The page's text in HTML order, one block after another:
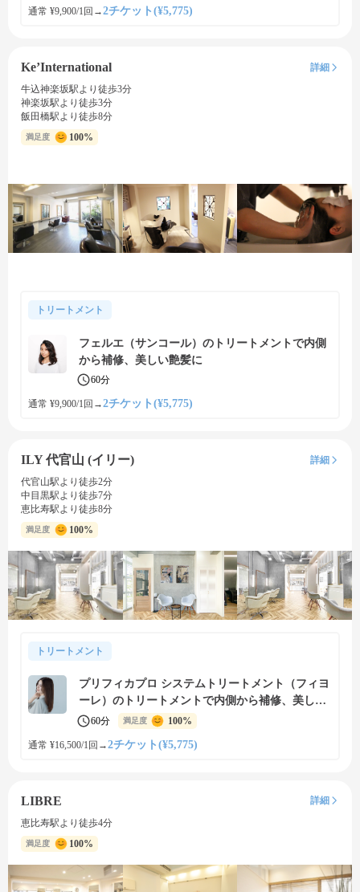
通常 ¥9,900/1回 →2チケット(¥5,775)
Ke’International
詳細
牛込神楽坂駅より徒歩3分
神楽坂駅より徒歩3分
飯田橋駅より徒歩8分
満足度 100%
トリートメント
フェルエ（サンコール）のトリートメントで内側
から補修、美しい艶髪に
60分
通常 ¥9,900/1回 →2チケット(¥5,775)
ILY 代官山 (イリー)
詳細
代官山駅より徒歩2分
中目黒駅より徒歩7分
恵比寿駅より徒歩8分
満足度 100%
トリートメント
プリフィカプロ システムトリートメント（フィヨ
ーレ）のトリートメントで内側から補修、美しい
艶髪に
60分 満足度 100%
通常 ¥16,500/1回 →2チケット(¥5,775)
LIBRE
詳細
恵比寿駅より徒歩4分
満足度 100%